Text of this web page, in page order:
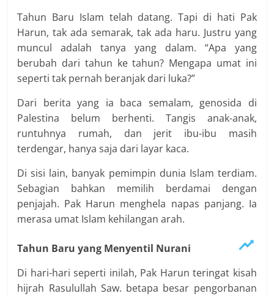
Tahun Baru Islam telah datang. Tapi di hati Pak
Harun, tak ada semarak, tak ada haru. Justru yang
muncul adalah tanya yang dalam. “Apa yang
berubah dari tahun ke tahun? Mengapa umat ini
seperti tak pernah beranjak dari luka?”
Dari berita yang ia baca semalam, genosida di
Palestina belum berhenti. Tangis anak-anak,
runtuhnya rumah, dan jerit ibu-ibu masih
terdengar, hanya saja dari layar kaca.
Di sisi lain, banyak pemimpin dunia Islam terdiam.
Sebagian bahkan memilih berdamai dengan
penjajah. Pak Harun menghela napas panjang. Ia
merasa umat Islam kehilangan arah.
Tahun Baru yang Menyentil Nurani
Di hari-hari seperti inilah, Pak Harun teringat kisah
hijrah Rasulullah Saw. betapa besar pengorbanan